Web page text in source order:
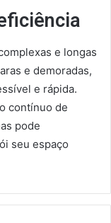
e longas
e demoradas,
e rápida.
contínuo de
pode
seu espaço